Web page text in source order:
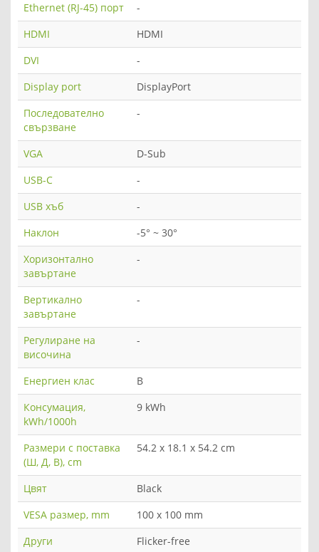
Ethernet (RJ-45) порт
-
HDMI
HDMI
DVI
-
Display port
DisplayPort
Последователно
свързване
-
VGA
D-Sub
USB-C
-
USB хъб
-
Наклон
-5° ~ 30°
Хоризонтално
завъртане
-
Вертикално
завъртане
-
Регулиране на
височина
-
Енергиен клас
B
Консумация,
kWh/1000h
9 kWh
Размери с поставка
(Ш, Д, В), cm
54.2 x 18.1 x 54.2 cm
Цвят
Black
VESA размер, mm
100 x 100 mm
Други
Flicker-free